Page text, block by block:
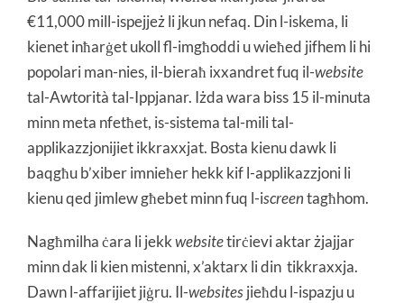
€11,000 mill-ispejjeż li jkun nefaq. Din l-iskema, li
kienet inħarġet ukoll fl-imgħoddi u wieħed jifhem li hi
popolari man-nies, il-bieraħ ixxandret fuq il-website
tal-Awtorità tal-Ippjanar. Iżda wara biss 15 il-minuta
minn meta nfetħet, is-sistema tal-mili tal-
applikazzjonijiet ikkraxxjat. Bosta kienu dawk li
baqgħu b’xiber imnieħer hekk kif l-applikazzjoni li
kienu qed jimlew għebet minn fuq l-iscreentagħhom.
Nagħmilha ċara li jekkwebsitetirċievi aktar żjajjar
minn dak li kien mistenni, x’aktarx li din tikkraxxja.
Dawn l-affarijiet jiġru. Il-websitesjieħdu l-ispazju u